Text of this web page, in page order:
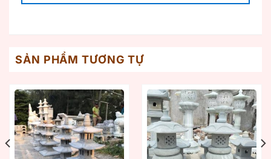
SẢN PHẨM TƯƠNG TỰ